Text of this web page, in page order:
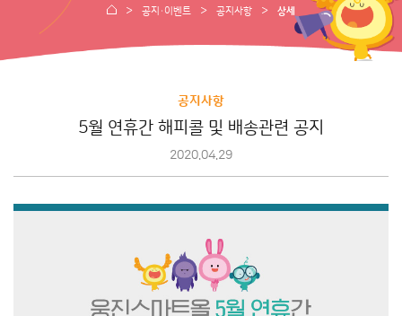
공지·이벤트 공지사항 상세
공지사항
5월 연휴간 해피콜 및 배송관련 공지
2020.04.29